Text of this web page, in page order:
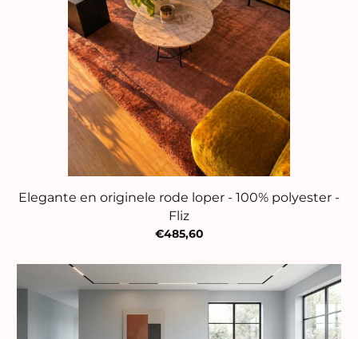
Elegante en originele rode loper - 100% polyester -
Fliz
€485,60